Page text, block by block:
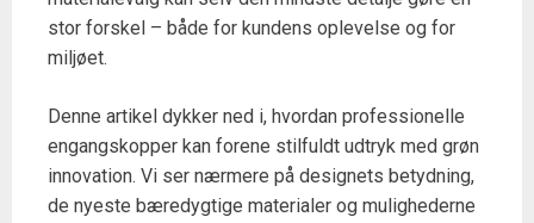
stor forskel – både for kundens oplevelse og for
miljøet.
Denne artikel dykker ned i, hvordan professionelle
engangskopper kan forene stilfuldt udtryk med grøn
innovation. Vi ser nærmere på designets betydning,
de nyeste bæredygtige materialer og mulighederne